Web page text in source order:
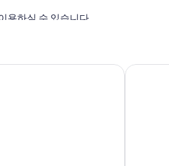
용하실 수 있습니다.
장
베스트